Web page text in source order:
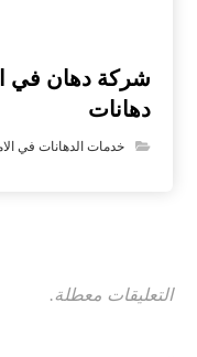
دهانات
خدمات الدهانات في
التعليقات معطلة.